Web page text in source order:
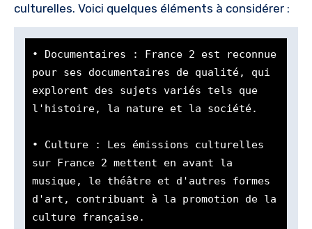
culturelles. Voici quelques éléments à considérer :
• Documentaires : France 2 est reconnue
pour ses documentaires de qualité, qui
explorent des sujets variés tels que
l'histoire, la nature et la société.
• Culture : Les émissions culturelles
sur France 2 mettent en avant la
musique, le théâtre et d'autres formes
d'art, contribuant à la promotion de la
culture française.